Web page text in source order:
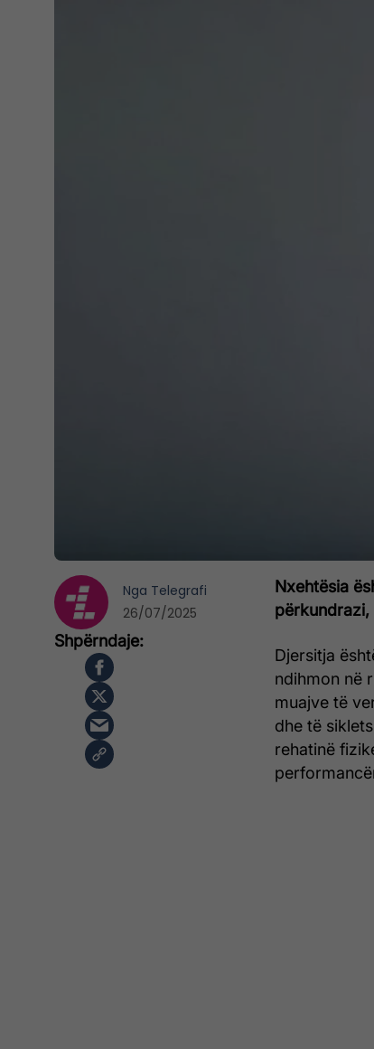
Nxehtësia
Djersitja
ndihmon në
muajve të
dhe të
rehatinë
Nga Telegrafi
26/07/2025